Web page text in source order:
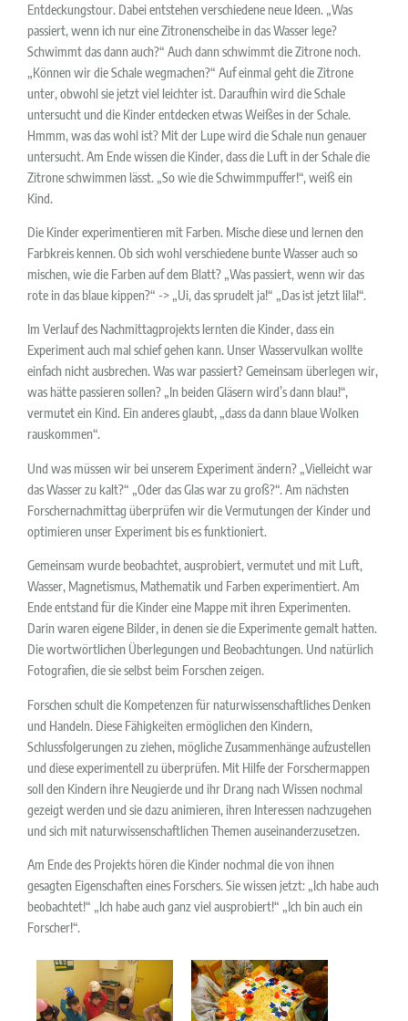
Entdeckungstour. Dabei entstehen verschiedene neue Ideen. „Was
passiert, wenn ich nur eine Zitronenscheibe in das Wasser lege?
Schwimmt das dann auch?“ Auch dann schwimmt die Zitrone noch.
„Können wir die Schale wegmachen?“ Auf einmal geht die Zitrone
unter, obwohl sie jetzt viel leichter ist. Daraufhin wird die Schale
untersucht und die Kinder entdecken etwas Weißes in der Schale.
Hmmm, was das wohl ist? Mit der Lupe wird die Schale nun genauer
untersucht. Am Ende wissen die Kinder, dass die Luft in der Schale die
Zitrone schwimmen lässt. „So wie die Schwimmpuffer!“, weiß ein
Kind.
Die Kinder experimentieren mit Farben. Mische diese und lernen den
Farbkreis kennen. Ob sich wohl verschiedene bunte Wasser auch so
mischen, wie die Farben auf dem Blatt? „Was passiert, wenn wir das
rote in das blaue kippen?“ -> „Ui, das sprudelt ja!“ „Das ist jetzt lila!“.
Im Verlauf des Nachmittagprojekts lernten die Kinder, dass ein
Experiment auch mal schief gehen kann. Unser Wasservulkan wollte
einfach nicht ausbrechen. Was war passiert? Gemeinsam überlegen wir,
was hätte passieren sollen? „In beiden Gläsern wird’s dann blau!“,
vermutet ein Kind. Ein anderes glaubt, „dass da dann blaue Wolken
rauskommen“.
Und was müssen wir bei unserem Experiment ändern? „Vielleicht war
das Wasser zu kalt?“ „Oder das Glas war zu groß?“. Am nächsten
Forschernachmittag überprüfen wir die Vermutungen der Kinder und
optimieren unser Experiment bis es funktioniert.
Gemeinsam wurde beobachtet, ausprobiert, vermutet und mit Luft,
Wasser, Magnetismus, Mathematik und Farben experimentiert. Am
Ende entstand für die Kinder eine Mappe mit ihren Experimenten.
Darin waren eigene Bilder, in denen sie die Experimente gemalt hatten.
Die wortwörtlichen Überlegungen und Beobachtungen. Und natürlich
Fotografien, die sie selbst beim Forschen zeigen.
Forschen schult die Kompetenzen für naturwissenschaftliches Denken
und Handeln. Diese Fähigkeiten ermöglichen den Kindern,
Schlussfolgerungen zu ziehen, mögliche Zusammenhänge aufzustellen
und diese experimentell zu überprüfen. Mit Hilfe der Forschermappen
soll den Kindern ihre Neugierde und ihr Drang nach Wissen nochmal
gezeigt werden und sie dazu animieren, ihren Interessen nachzugehen
und sich mit naturwissenschaftlichen Themen auseinanderzusetzen.
Am Ende des Projekts hören die Kinder nochmal die von ihnen
gesagten Eigenschaften eines Forschers. Sie wissen jetzt: „Ich habe auch
beobachtet!“ „Ich habe auch ganz viel ausprobiert!“ „Ich bin auch ein
Forscher!“.